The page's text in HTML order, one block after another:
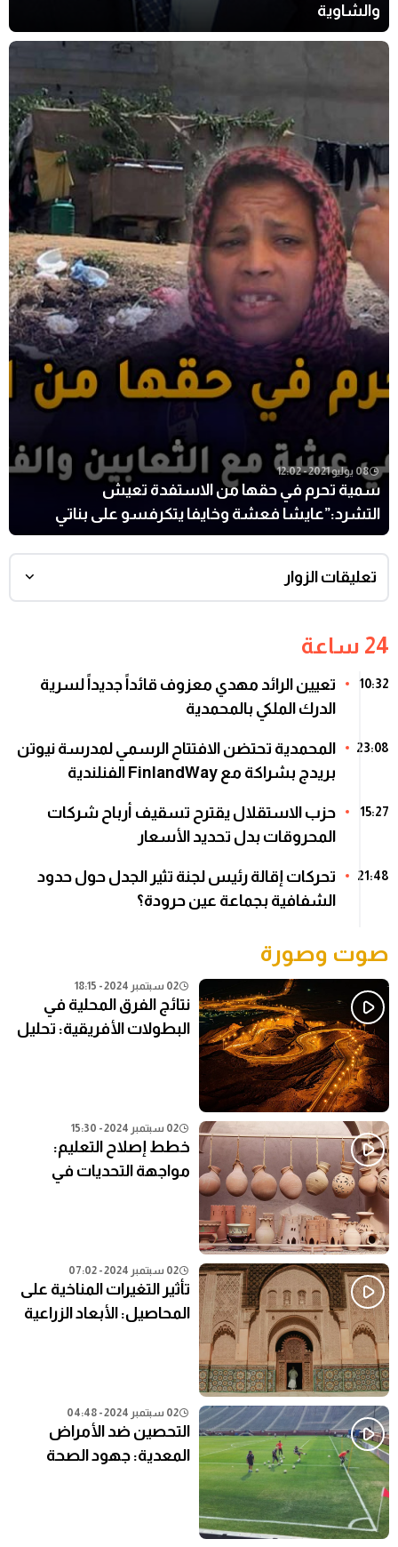
والشاوية
08 يوليو 2021 - 12:02
سمية تحرم في حقها من الاستفدة تعيش
التشرد:”عايشا فعشة وخايفا يتكرفسو على بناتي
وملقيا مناكلو
تعليقات الزوار
24 ساعة
10:32
تعيين الرائد مهدي معزوف قائداً جديداً لسرية
الدرك الملكي بالمحمدية
23:08
المحمدية تحتضن الافتتاح الرسمي لمدرسة نيوتن
بريدج بشراكة مع FinlandWay الفنلندية
15:27
حزب الاستقلال يقترح تسقيف أرباح شركات
المحروقات بدل تحديد الأسعار
21:48
تحركات إقالة رئيس لجنة تثير الجدل حول حدود
الشفافية بجماعة عين حرودة؟
صوت وصورة
02 سبتمبر 2024 - 18:15
نتائج الفرق المحلية في
البطولات الأفريقية: تحليل
02 سبتمبر 2024 - 15:30
خطط إصلاح التعليم:
مواجهة التحديات في
02 سبتمبر 2024 - 07:02
تأثير التغيرات المناخية على
المحاصيل: الأبعاد الزراعية
02 سبتمبر 2024 - 04:48
التحصين ضد الأمراض
المعدية: جهود الصحة